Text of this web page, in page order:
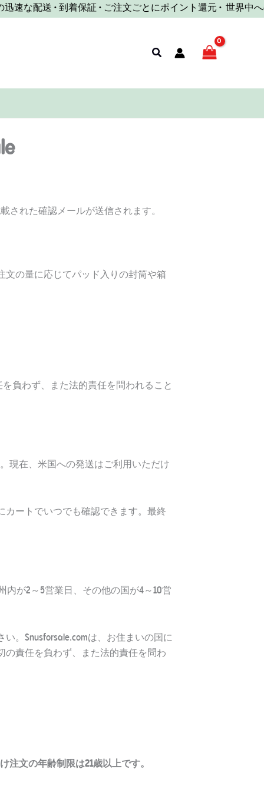
な配送 • 到着保証 • ご注文ごとにポイント還元 •世界中への
検
された確認メールが送信されます。
の量に応じてパッド入りの封筒や箱
負わず、また法的責任を問われること
現在、米国への発送はご利用いただけ
ートでいつでも確認できます。最終
内が2～5営業日、その他の国が4～10営
。Snusforsale.comは、お住まいの国に
責任を負わず、また法的責任を問わ
文の年齢制限は21歳以上です。